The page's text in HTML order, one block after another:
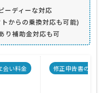
ーディーな対応
からの乗換対応も可能)
り補助金対応も可
会い料金 修正申告書の料金